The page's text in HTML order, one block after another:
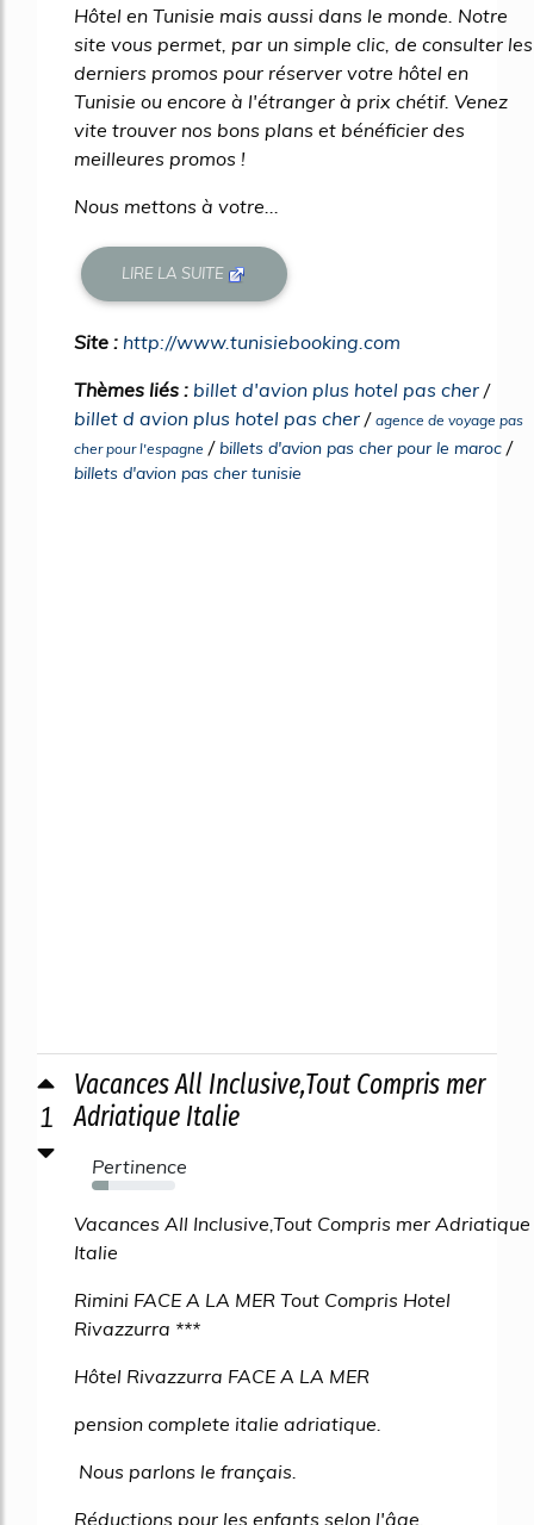
Hôtel en Tunisie mais aussi dans le monde. Notre
site vous permet, par un simple clic, de consulter les
derniers promos pour réserver votre hôtel en
Tunisie ou encore à l'étranger à prix chétif. Venez
vite trouver nos bons plans et bénéficier des
meilleures promos !
Nous mettons à votre...
LIRE LA SUITE
Site : http://www.tunisiebooking.com
Thèmes liés : billet d'avion plus hotel pas cher /
billet d avion plus hotel pas cher / agence de voyage pas
cher pour l'espagne /billets d'avion pas cher pour le maroc /
billets d'avion pas cher tunisie
1
Vacances All Inclusive,Tout Compris mer
Adriatique Italie
Pertinence
20%
Vacances All Inclusive,Tout Compris mer Adriatique
Italie
Rimini FACE A LA MER Tout Compris Hotel
Rivazzurra ***
Hôtel Rivazzurra FACE A LA MER
pension complete italie adriatique.
Nous parlons le français.
Réductions pour les enfants selon l'âge.